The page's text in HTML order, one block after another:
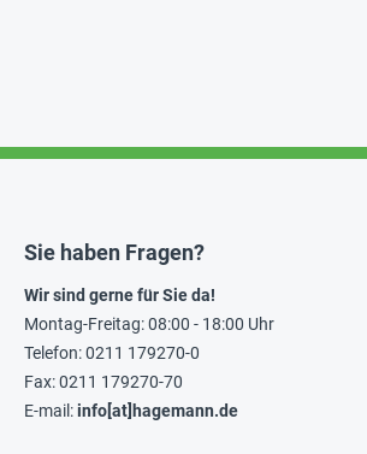
Sie haben Fragen?
Wir sind gerne für Sie da!
Montag-Freitag: 08:00 - 18:00 Uhr
Telefon: 0211 179270-0
Fax: 0211 179270-70
E-mail:info[at]hagemann.de